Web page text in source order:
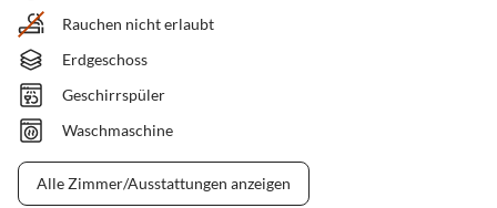
Rauchen nicht erlaubt
Erdgeschoss
Geschirrspüler
Waschmaschine
Alle Zimmer/Ausstattungen anzeigen